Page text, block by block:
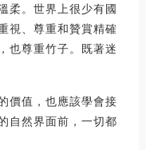
柔。世界上很少有國
視、尊重和贊賞精確
也尊重竹子。既著迷
價值，也應該學會接
自然界面前，一切都